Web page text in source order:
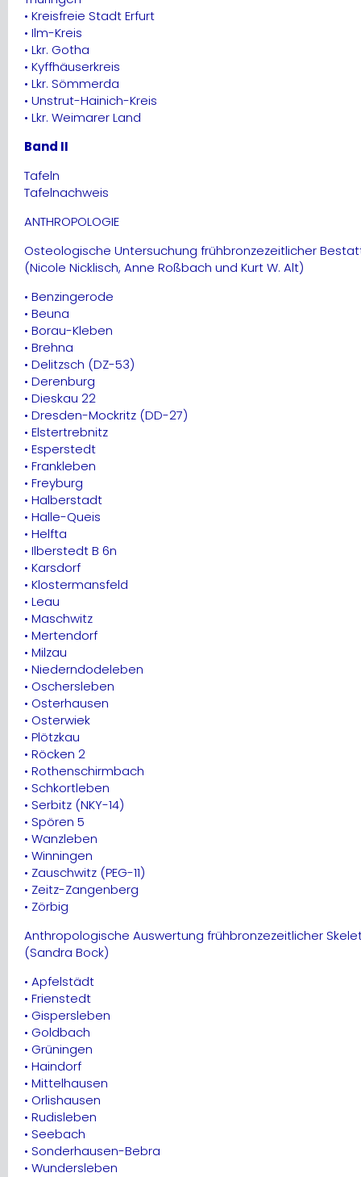
• Kreisfreie Stadt Erfurt
• Ilm-Kreis
• Lkr. Gotha
• Kyffhäuserkreis
• Lkr. Sömmerda
• Unstrut-Hainich-Kreis
• Lkr. Weimarer Land
Band II
Tafeln
Tafelnachweis
ANTHROPOLOGIE
Osteologische Untersuchung frühbronzezeitlicher
(Nicole Nicklisch, Anne Roßbach und Kurt W. Alt)
• Benzingerode
• Beuna
• Borau-Kleben
• Brehna
• Delitzsch (DZ-53)
• Derenburg
• Dieskau 22
• Dresden-Mockritz (DD-27)
• Elstertrebnitz
• Esperstedt
• Frankleben
• Freyburg
• Halberstadt
• Halle-Queis
• Helfta
• Ilberstedt B 6n
• Karsdorf
• Klostermansfeld
• Leau
• Maschwitz
• Mertendorf
• Milzau
• Niederndodeleben
• Oschersleben
• Osterhausen
• Osterwiek
• Plötzkau
• Röcken 2
• Rothenschirmbach
• Schkortleben
• Serbitz (NKY-14)
• Spören 5
• Wanzleben
• Winningen
• Zauschwitz (PEG-11)
• Zeitz-Zangenberg
• Zörbig
Anthropologische Auswertung frühbronzezeitlicher
(Sandra Bock)
• Apfelstädt
• Frienstedt
• Gispersleben
• Goldbach
• Grüningen
• Haindorf
• Mittelhausen
• Orlishausen
• Rudisleben
• Seebach
• Sonderhausen-Bebra
• Wundersleben